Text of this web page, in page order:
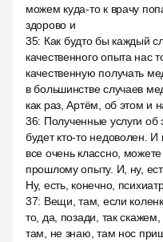
можем куда-то к врачу
здорово и
35: Как будто бы каждый
качественного опыта нас
качественную получать
в большинстве случаев
как раз, Артём, об этом и
36: Полученные услуги об
будет кто-то недоволен.
все очень классно,
прошлому опыту. И, ну,
Ну, есть, конечно,
37: Вещи, там, если
то, да, позади, так
там, не знаю, там нос